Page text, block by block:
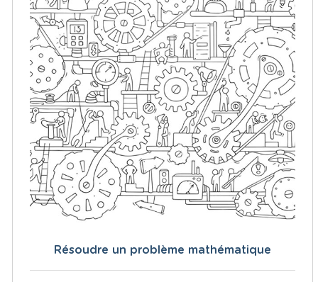
Résoudre un problème mathématique